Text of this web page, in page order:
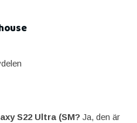
S22 Ultra (SM? Ja, den är